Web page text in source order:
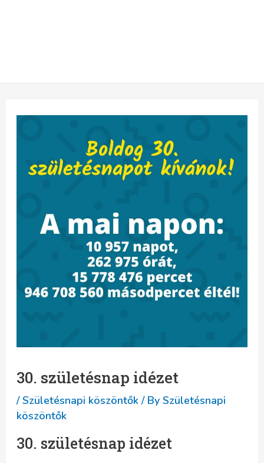
30. születésnap idézet
/Születésnapi köszöntők/ By Születésnapi
köszöntők
30. születésnap idézet